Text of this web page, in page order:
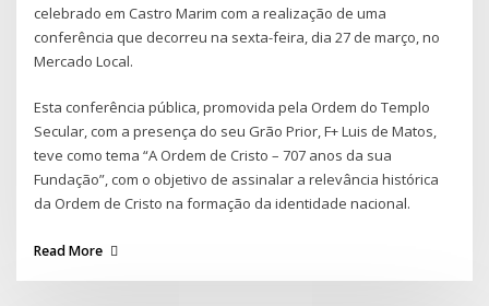
celebrado em Castro Marim com a realização de uma
conferência que decorreu na sexta-feira, dia 27 de março, no
Mercado Local.
Esta conferência pública, promovida pela Ordem do Templo
Secular, com a presença do seu Grão Prior, F+ Luis de Matos,
teve como tema “A Ordem de Cristo – 707 anos da sua
Fundação”, com o objetivo de assinalar a relevância histórica
da Ordem de Cristo na formação da identidade nacional.
Read More